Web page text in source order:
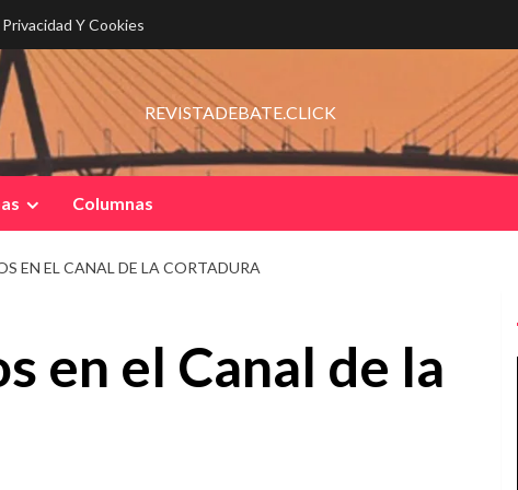
Y Cookies
REVISTADEBATE.CLICK
Columnas
EN EL CANAL DE LA CORTADURA
en el Canal de la